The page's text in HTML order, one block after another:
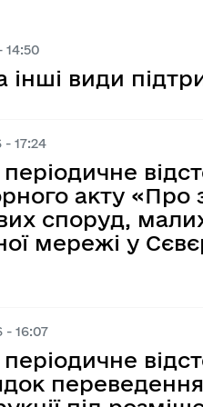
з викривачами
плани проведення
та захист
демографічного
торгівлі людьми
1325 «Жінки.
і ветеранкам
виконання бюджету
планування
соцеконом
14:50
інші види
- 17:24
акту
споруд,
мережі у
- 16:07